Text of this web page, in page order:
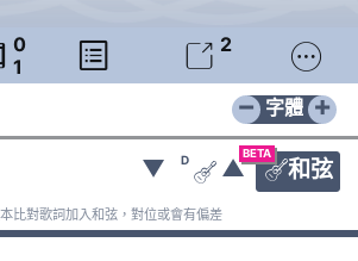
0
1
  2 
− +
字體
BETA
和弦
▼ D
 ▲
比對歌詞加入和弦，對位或會有偏差